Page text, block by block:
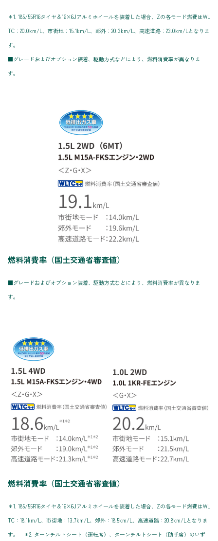
＊1. 185/55R16タイヤ＆16×6Jアルミホイールを装着した場合、Zの各モード燃費はWL
TC：20.0km/L、市街地：15.1km/L、郊外：20.3km/L、高速道路：23.0km/Lとなりま
す。
■グレードおよびオプション装着、駆動方式などにより、燃料消費率が異なりま
す。
燃料消費率（国土交通省審査値）
■グレードおよびオプション装着、駆動方式などにより、燃料消費率が異なりま
す。
燃料消費率（国土交通省審査値）
＊1. 185/55R16タイヤ＆16×6Jアルミホイールを装着した場合、Zの各モード燃費はWL
TC：18.1km/L、市街地：13.7km/L、郊外：18.5km/L、高速道路：20.8km/Lとなりま
す。 ＊2. ターンチルトシート（運転席）、ターンチルトシート（助手席）のいず